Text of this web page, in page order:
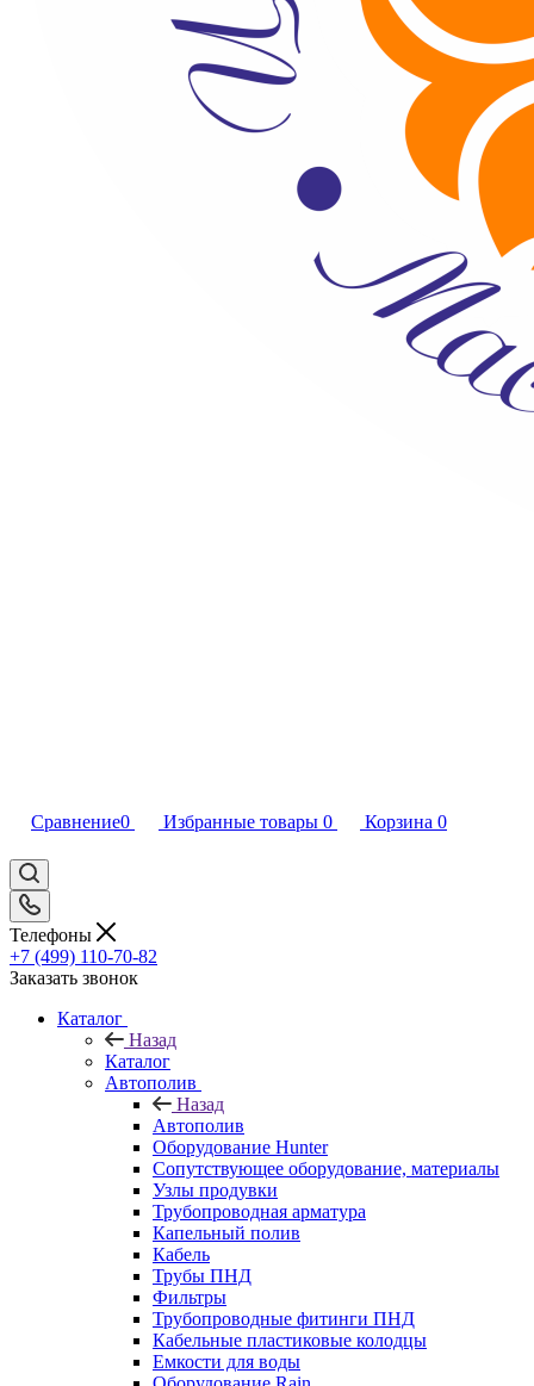
Сравнение0 Избранные товары 0 Корзина 0
Телефоны
+7 (499) 110-70-82
Заказать звонок
Каталог
Назад
Каталог
Автополив
Назад
Автополив
Оборудование Hunter
Сопутствующее оборудование, материалы
Узлы продувки
Трубопроводная арматура
Капельный полив
Кабель
Трубы ПНД
Фильтры
Трубопроводные фитинги ПНД
Кабельные пластиковые колодцы
Емкости для воды